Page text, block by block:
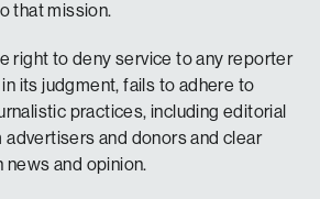
that mission.
right to deny service to any reporter
its judgment, fails to adhere to
practices, including editorial
and donors and clear
and opinion.